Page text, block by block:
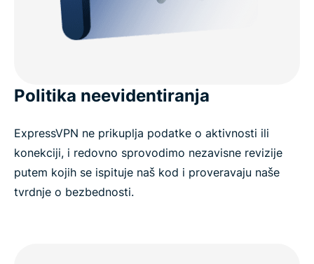
Politika neevidentiranja
ExpressVPN ne prikuplja podatke o aktivnosti ili
konekciji, i redovno sprovodimo nezavisne revizije
putem kojih se ispituje naš kod i proveravaju naše
tvrdnje o bezbednosti.